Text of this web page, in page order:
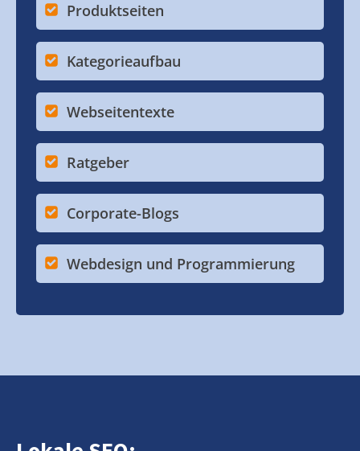
Produktseiten
Kategorieaufbau
Webseitentexte
Ratgeber
Corporate-Blogs
Webdesign und Programmierung